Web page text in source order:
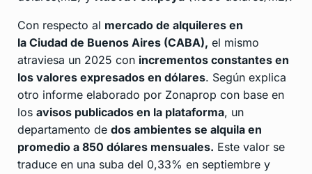
Con respecto al mercado de alquileres en
la Ciudad de Buenos Aires (CABA), el mismo
atraviesa un 2025 con incrementos constantes en
los valores expresados en dólares. Según explica
otro informe elaborado por Zonaprop con base en
los avisos publicados en la plataforma, un
departamento de dos ambientes se alquila en
promedio a 850 dólares mensuales. Este valor se
traduce en una suba del 0,33% en septiembre y